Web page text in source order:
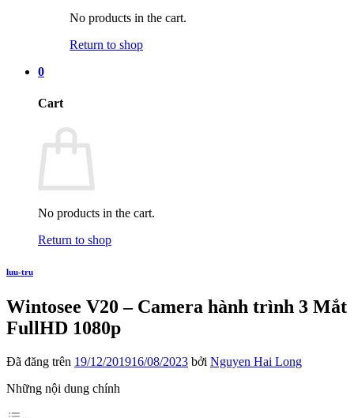
No products in the cart.
Return to shop
0
Cart
No products in the cart.
Return to shop
luu-tru
Wintosee V20 – Camera hành trình 3 Mắt
FullHD 1080p
Đã đăng trên 19/12/201916/08/2023 bởi Nguyen Hai Long
Những nội dung chính